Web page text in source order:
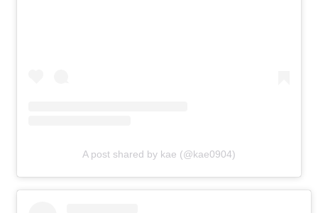
A post shared by kae (@kae0904)